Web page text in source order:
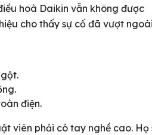
hoà Daikin vẫn không được
cho thấy sự cố đã vượt
điện.
viên phải có tay nghề cao. Họ